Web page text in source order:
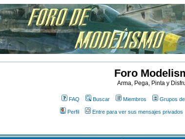
Foro
Arma, Pega, Pinta y
FAQ Buscar Miembros Grupos
Perfil Entre para ver sus mensajes privados